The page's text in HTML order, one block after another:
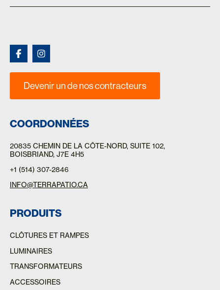
Devenir un de nos contracteurs
COORDONNÉES
20835 CHEMIN DE LA CÔTE-NORD, SUITE 102,
BOISBRIAND, J7E 4H5
+1 (514) 307-2846
INFO@TERRAPATIO.CA
PRODUITS
CLÔTURES ET RAMPES
LUMINAIRES
TRANSFORMATEURS
ACCESSOIRES